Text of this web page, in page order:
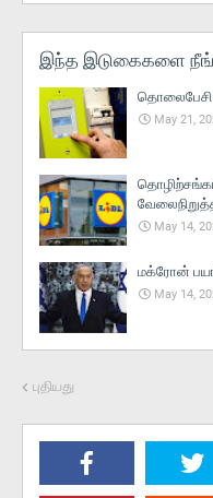
இந்த இடுகைகளை
தொலைபேசி
May 21,
May 14,
மக்ரோன்
May 14,
புதியது